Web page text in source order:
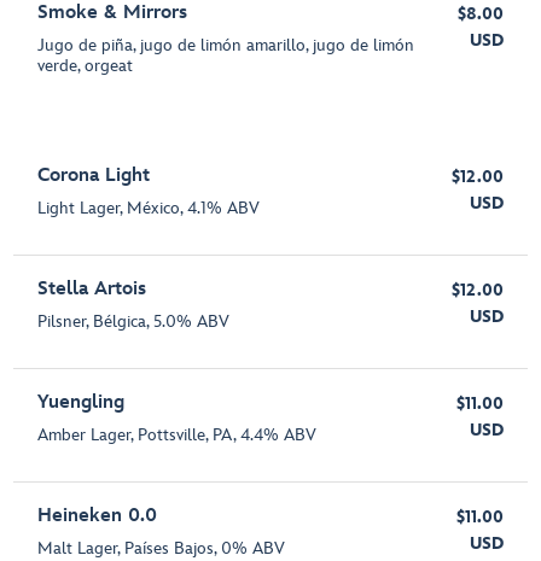
Smoke & Mirrors
Jugo de piña, jugo de limón amarillo, jugo de limón
verde, orgeat
$8.00
USD
Corona Light
Light Lager, México, 4.1% ABV
$12.00
USD
Stella Artois
Pilsner, Bélgica, 5.0% ABV
$12.00
USD
Yuengling
Amber Lager, Pottsville, PA, 4.4% ABV
$11.00
USD
Heineken 0.0
Malt Lager, Países Bajos, 0% ABV
$11.00
USD